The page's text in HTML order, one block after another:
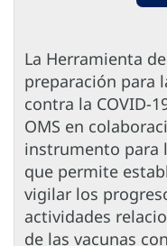
La Herramienta
preparación para
contra la COVID-
OMS en
instrumento para
que permite
vigilar los
actividades
de las vacunas